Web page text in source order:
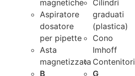
magnetiche
Aspiratore
dosatore
per pipette
Asta
magnetizzata
B
Cilindri
graduati
(plastica)
Cono
Imhoff
Contenitori
G